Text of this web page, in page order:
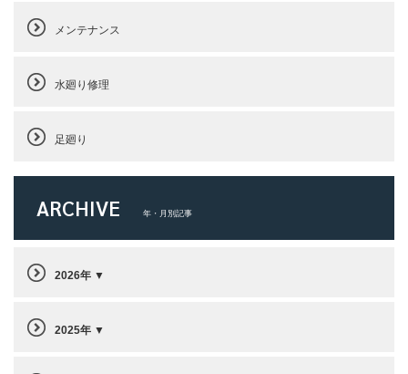
メンテナンス
水廻り修理
足廻り
ARCHIVE 年・月別記事
2026年
2025年